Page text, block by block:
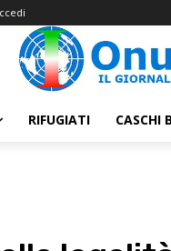
RIFUGIATI CASCHI